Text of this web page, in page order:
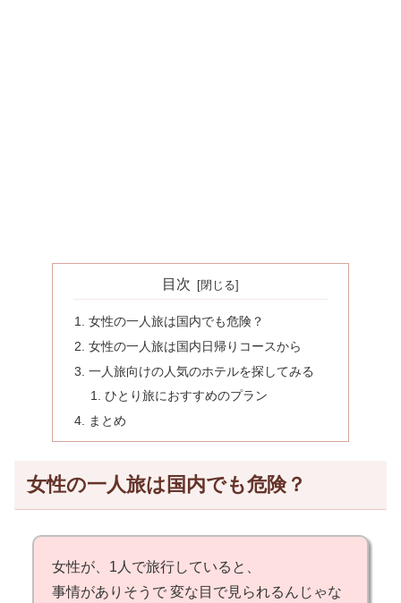
目次
女性の一人旅は国内でも危険？
女性の一人旅は国内日帰りコースから
一人旅向けの人気のホテルを探してみる
ひとり旅におすすめのプラン
まとめ
女性の一人旅は国内でも危険？
女性が、1人で旅行していると、
事情がありそうで 変な目で見られるんじゃな